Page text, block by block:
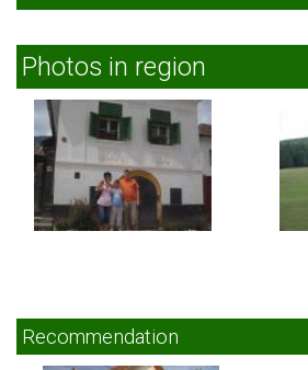
Photos in region
Recommendation